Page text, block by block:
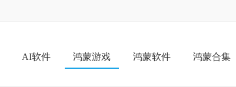
AI软件 鸿蒙游戏 鸿蒙软件 鸿蒙合集